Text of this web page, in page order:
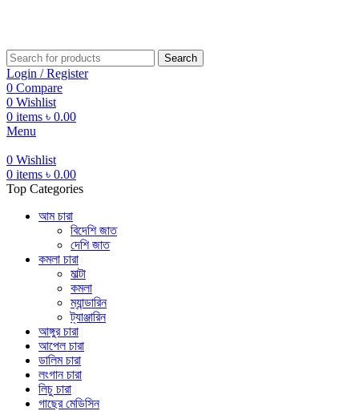
Search
Login / Register
0 Compare
0 Wishlist
0 items ৳ 0.00
Menu
0 Wishlist
0 items ৳ 0.00
Top Categories
আম চারা
বিদেশি জাত
দেশি জাত
কমলা চারা
মাল্টা
কমলা
ম্যান্ডারিন
ট্যাঞ্জারিন
আঙ্গুর চারা
আপেল চারা
ডালিম চারা
লংগান চারা
লিচু চারা
গাছের মেডিসিন